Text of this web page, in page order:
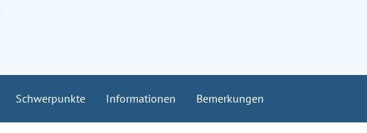
Schwerpunkte Informationen Bemerkungen